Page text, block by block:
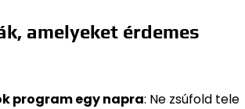
amelyeket érdemes
program egy napra: Ne zsúfold tele